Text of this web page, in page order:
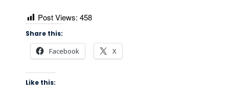
Post Views: 458
Share this:
Facebook X
Like this: